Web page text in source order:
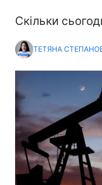
Скільки
ТЕТЯНА